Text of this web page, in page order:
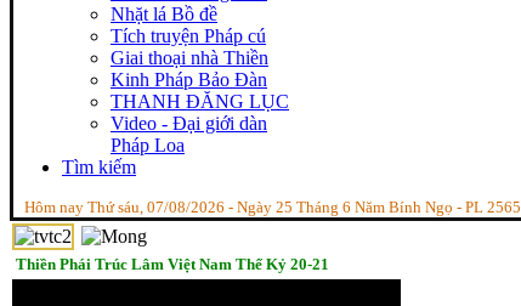
Nhặt lá Bồ đề
Tích truyện Pháp cú
Giai thoại nhà Thiền
Kinh Pháp Bảo Đàn
THANH ĐĂNG LỤC
Video - Đại giới dàn
Pháp Loa
Tìm kiếm
Hôm nay Thứ sáu, 07/08/2026 - Ngày 25 Tháng 6 Năm Bính Ngọ - PL 2565
Thiền Phái Trúc Lâm Việt Nam Thế Kỷ 20-21